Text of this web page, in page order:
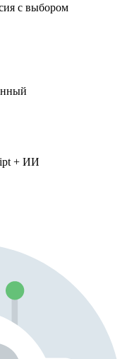
с выбором
+ ИИ